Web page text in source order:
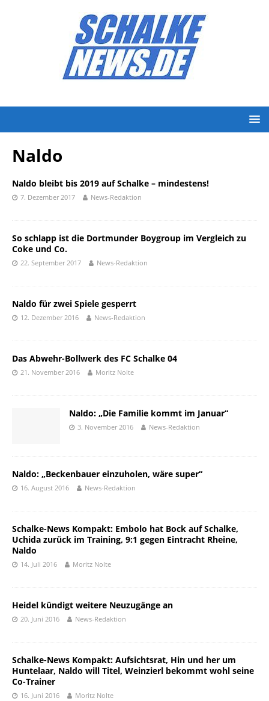
Naldo
Naldo bleibt bis 2019 auf Schalke – mindestens!
7. Dezember 2017 News-Redaktion
So schlapp ist die Dortmunder Boygroup im Vergleich zu
Coke und Co.
22. September 2017 News-Redaktion
Naldo für zwei Spiele gesperrt
12. Dezember 2016 News-Redaktion
Das Abwehr-Bollwerk des FC Schalke 04
21. November 2016 Moritz Nolte
Naldo: „Die Familie kommt im Januar“
3. November 2016 News-Redaktion
Naldo: „Beckenbauer einzuholen, wäre super“
16. August 2016 News-Redaktion
Schalke-News Kompakt: Embolo hat Bock auf Schalke,
Uchida zurück im Training, 9:1 gegen Eintracht Rheine,
Naldo
14. Juli 2016 Moritz Nolte
Heidel kündigt weitere Neuzugänge an
20. Juni 2016 News-Redaktion
Schalke-News Kompakt: Aufsichtsrat, Hin und her um
Huntelaar, Naldo will Titel, Weinzierl bekommt wohl seine
Co-Trainer
16. Juni 2016 Moritz Nolte